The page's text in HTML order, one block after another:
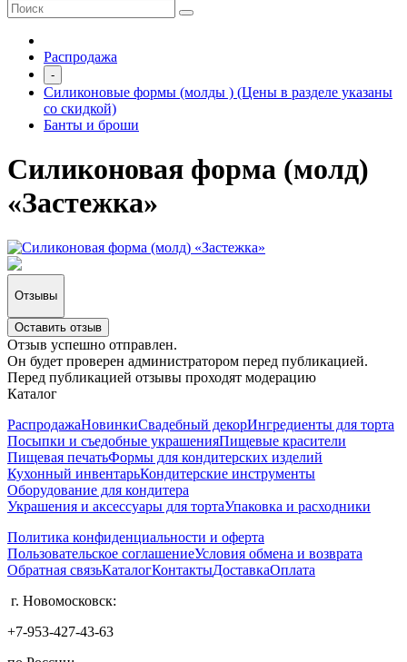
Распродажа
-
Силиконовые формы (молды ) (Цены в разделе указаны
со скидкой)
Банты и броши
Силиконовая форма (молд)
«Застежка»
Отзывы
Оставить отзыв
Отзыв успешно отправлен.
Он будет проверен администратором перед публикацией.
Перед публикацией отзывы проходят модерацию
Каталог
РаспродажаНовинкиСвадебный декорИнгредиенты для торта
Посыпки и съедобные украшенияПищевые красители
Пищевая печатьФормы для кондитерских изделий
Кухонный инвентарьКондитерские инструменты
Оборудование для кондитера
Украшения и аксессуары для тортаУпаковка и расходники
Политика конфиденциальности и оферта
Пользовательское соглашениеУсловия обмена и возврата
Обратная связьКаталогКонтактыДоставкаОплата
г. Новомосковск:
+7-953-427-43-63